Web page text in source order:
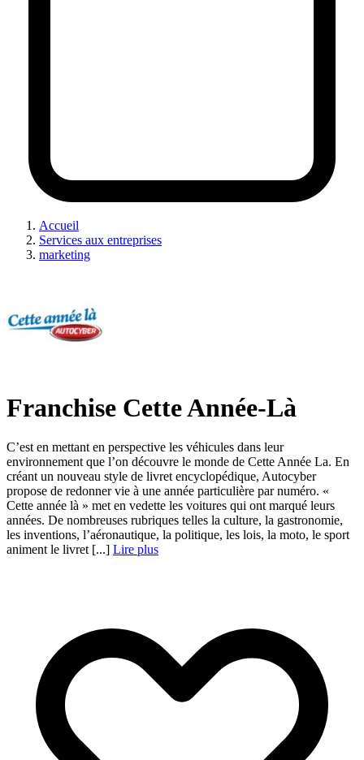
Accueil
Services aux entreprises
marketing
Franchise Cette Année-Là
C’est en mettant en perspective les véhicules dans leur
environnement que l’on découvre le monde de Cette Année La. En
créant un nouveau style de livret encyclopédique, Autocyber
propose de redonner vie à une année particulière par numéro. «
Cette année là » met en vedette les voitures qui ont marqué leurs
années. De nombreuses rubriques telles la culture, la gastronomie,
les inventions, l’aéronautique, la politique, les lois, la moto, le sport
animent le livret [...] Lire plus